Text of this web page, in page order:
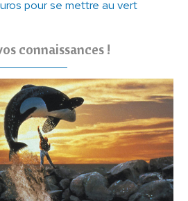
pour se mettre au vert
connaissances !